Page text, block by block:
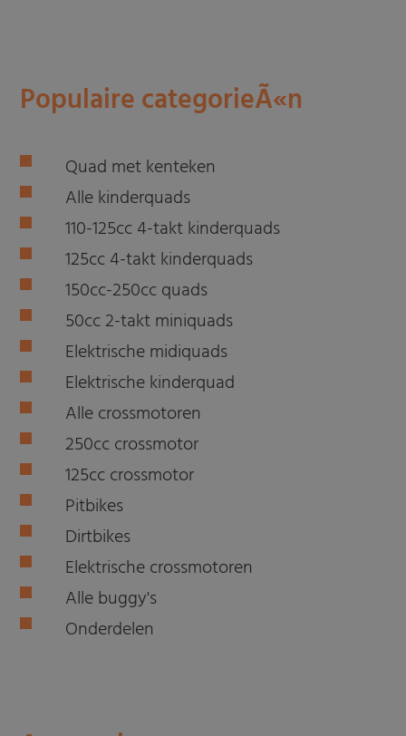
Populaire categorieÃ«n
Quad met kenteken
Alle kinderquads
110-125cc 4-takt kinderquads
125cc 4-takt kinderquads
150cc-250cc quads
50cc 2-takt miniquads
Elektrische midiquads
Elektrische kinderquad
Alle crossmotoren
250cc crossmotor
125cc crossmotor
Pitbikes
Dirtbikes
Elektrische crossmotoren
Alle buggy's
Onderdelen